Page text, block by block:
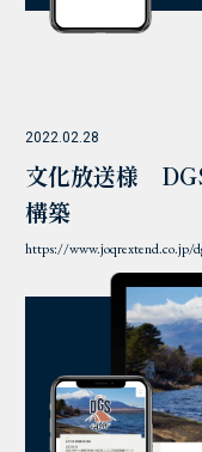
2022.02.28
文化放送様
構築
https://www.joqrextend.co.jp/